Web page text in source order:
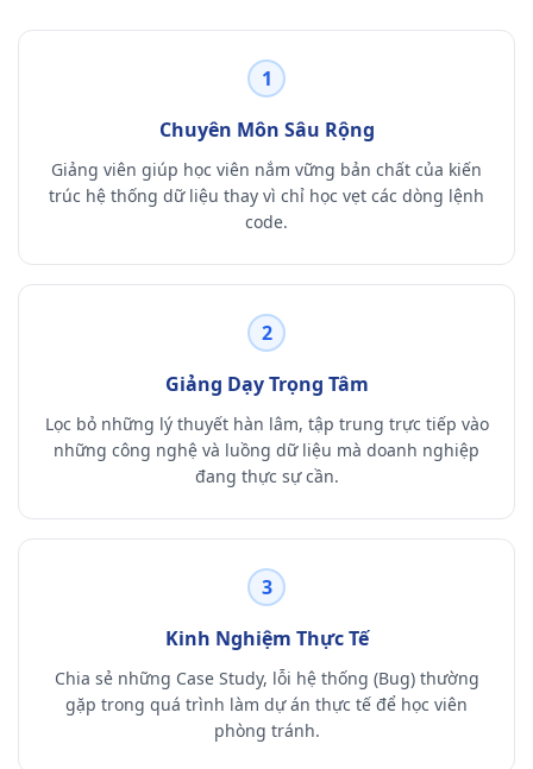
1
Chuyên Môn Sâu Rộng
Giảng viên giúp học viên nắm vững bản chất của kiến
trúc hệ thống dữ liệu thay vì chỉ học vẹt các dòng lệnh
code.
2
Giảng Dạy Trọng Tâm
Lọc bỏ những lý thuyết hàn lâm, tập trung trực tiếp vào
những công nghệ và luồng dữ liệu mà doanh nghiệp
đang thực sự cần.
3
Kinh Nghiệm Thực Tế
Chia sẻ những Case Study, lỗi hệ thống (Bug) thường
gặp trong quá trình làm dự án thực tế để học viên
phòng tránh.